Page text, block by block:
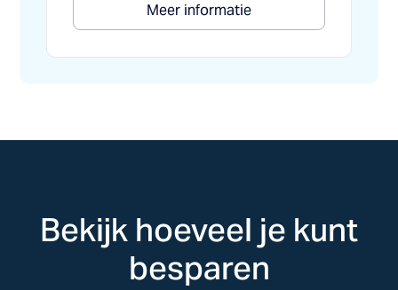
Meer informatie
Bekijk hoeveel je kunt
besparen